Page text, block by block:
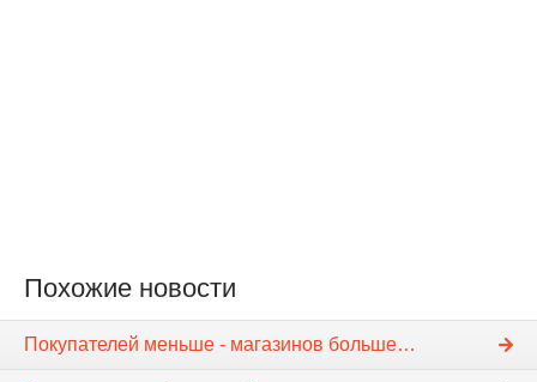
Похожие новости
Покупателей меньше - магазинов больше…